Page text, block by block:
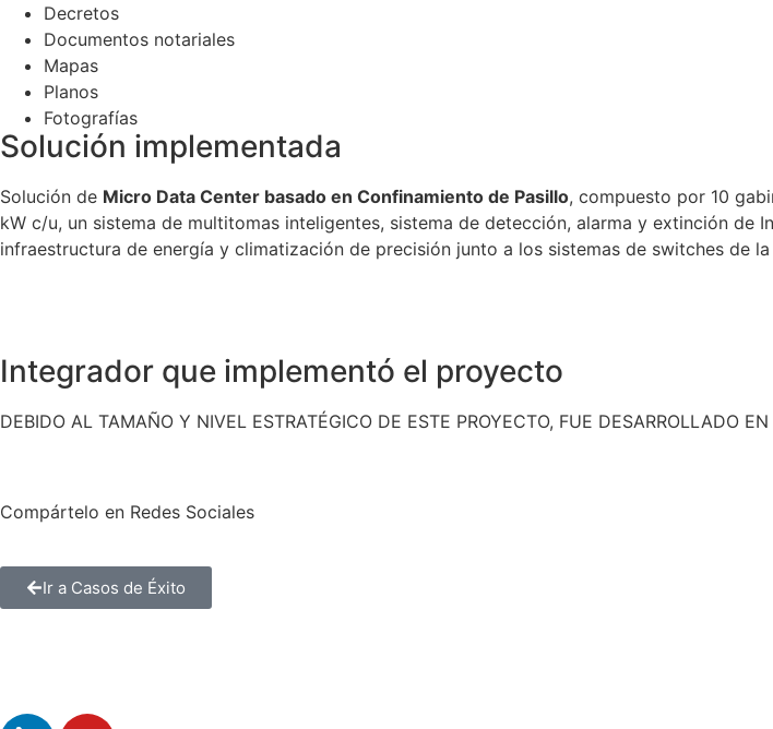
Decretos
Documentos notariales
Mapas
Planos
Fotografías
Solución implementada
Solución de Micro Data Center basado en Confinamiento de Pasillo, compuesto por 10
kW c/u, un sistema de multitomas inteligentes, sistema de detección, alarma y extinción
infraestructura de energía y climatización de precisión junto a los sistemas de switches de
Integrador que implementó el proyecto
DEBIDO AL TAMAÑO Y NIVEL ESTRATÉGICO DE ESTE PROYECTO, FUE DESARROLLADO
Compártelo en Redes Sociales
Ir a Casos de Éxito